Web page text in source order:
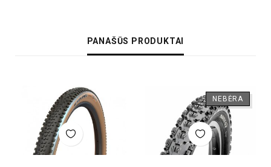
PANAŠŪS PRODUKTAI
NEBĖRA